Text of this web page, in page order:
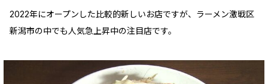
2022年にオープンした比較的新しいお店ですが、ラーメン激戦区
新潟市の中でも人気急上昇中の注目店です。